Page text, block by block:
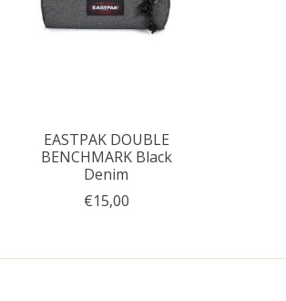
EASTPAK DOUBLE
BENCHMARK Black
Denim
€15,00